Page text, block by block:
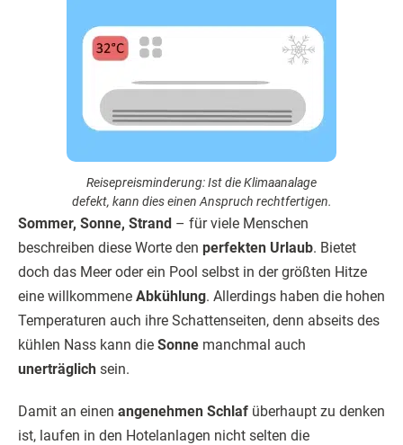
Reisepreisminderung: Ist die Klimaanalage
defekt, kann dies einen Anspruch rechtfertigen.
Sommer, Sonne, Strand – für viele Menschen
beschreiben diese Worte den perfekten Urlaub. Bietet
doch das Meer oder ein Pool selbst in der größten Hitze
eine willkommene Abkühlung. Allerdings haben die hohen
Temperaturen auch ihre Schattenseiten, denn abseits des
kühlen Nass kann die Sonne manchmal auch
unerträglich sein.
Damit an einen angenehmen Schlaf überhaupt zu denken
ist, laufen in den Hotelanlagen nicht selten die